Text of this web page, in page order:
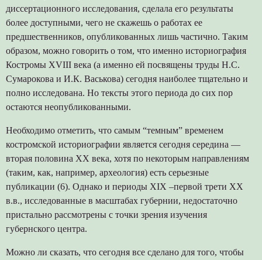
диссертационного исследования, сделала его результаты
более доступными, чего не скажешь о работах ее
предшественников, опубликованных лишь частично. Таким
образом, можно говорить о том, что именно историография
Костромы XVIII века (а именно ей посвящены труды Н.С.
Сумарокова и И.К. Васькова) сегодня наиболее тщательно и
полно исследована. Но тексты этого периода до сих пор
остаются неопубликованными.
Необходимо отметить, что самым “темным” временем
костромской историографии является сегодня середина —
вторая половина XX века, хотя по некоторым направлениям
(таким, как, например, археология) есть серьезные
публикации (6). Однако и периоды XIX –первой трети XX
в.в., исследованные в масштабах губернии, недостаточно
пристально рассмотрены с точки зрения изучения
губернского центра.
Можно ли сказать, что сегодня все сделано для того, чтобы